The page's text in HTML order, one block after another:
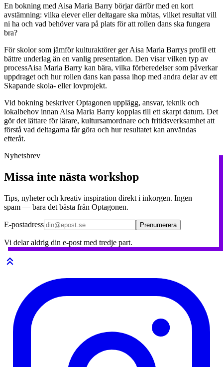
En bokning med Aisa Maria Barry börjar därför med en kort
avstämning: vilka elever eller deltagare ska mötas, vilket resultat vill
ni ha och vad behöver vara på plats för att rollen dans ska fungera
bra?
För skolor som jämför kulturaktörer gerAisa Maria Barrys profil ett
bättre underlag än en vanlig presentation. Den visar vilken typ av
processAisa Maria Barry kan bära, vilka förberedelser som påverkar
uppdraget och hur rollen dans kan passa ihop med andra delar av ett
Skapande skola- eller lovprojekt.
Vid bokning beskriver Optagonen upplägg, ansvar, teknik och
lokalbehov innan Aisa Maria Barry kopplas till ett skarpt datum. Det
gör det lättare för lärare, kultursamordnare och fritidsverksamhet att
förstå vad deltagarna får göra och hur resultatet kan användas
efteråt.
Nyhetsbrev
Missa inte nästa workshop
Tips, nyheter och kreativ inspiration direkt i inkorgen. Ingen
spam — bara det bästa från Optagonen.
E-postadress Prenumerera
Vi delar aldrig din e-post med tredje part.